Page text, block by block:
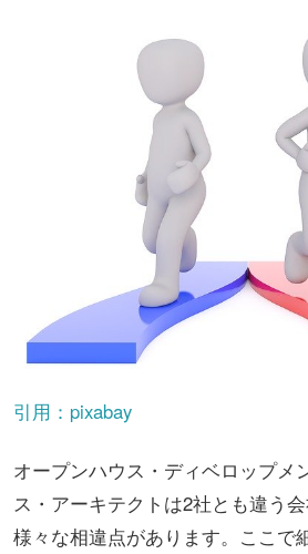
引用：pixabay
オープンハウス・ディベロップメ
ス・アーキテクトは2社とも違う
様々な相違点があります。ここで